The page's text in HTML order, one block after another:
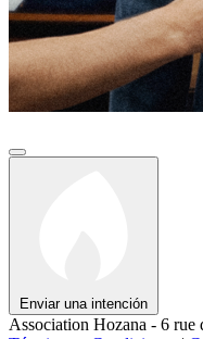
Enviar una intención
Association Hozana - 6 rue